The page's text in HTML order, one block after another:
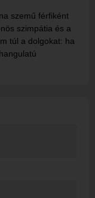
szemű férfiként
szimpátia és a
túl a dolgokat: ha